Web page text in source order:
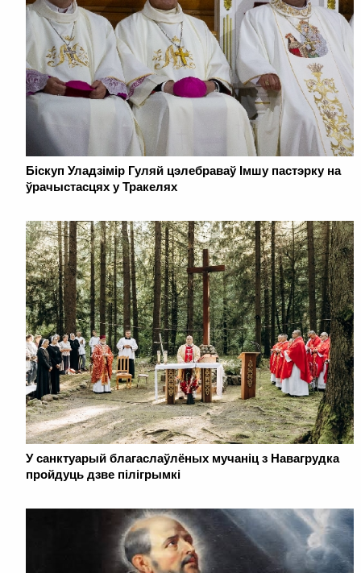
Біскуп Уладзімір Гуляй цэлебраваў Імшу пастэрку на
ўрачыстасцях у Тракелях
У санктуарый благаслаўлёных мучаніц з Навагрудка
пройдуць дзве пілігрымкі